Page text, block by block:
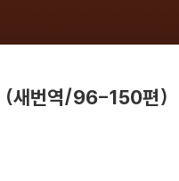
(새번역/96-150편)